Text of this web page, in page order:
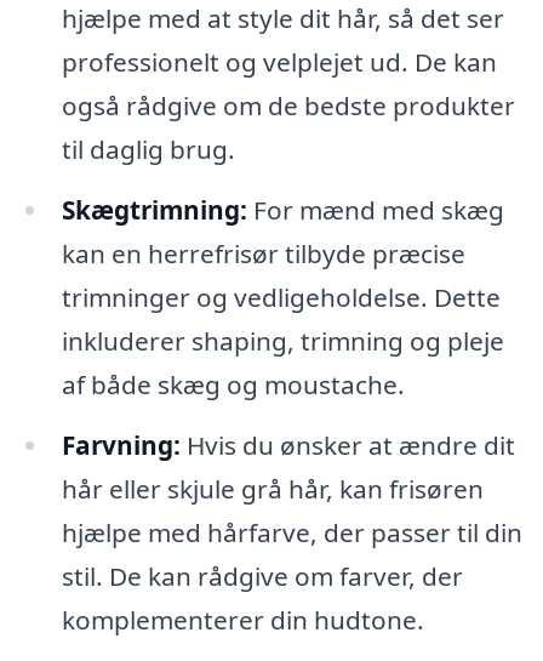
hjælpe med at style dit hår, så det ser
professionelt og velplejet ud. De kan
også rådgive om de bedste produkter
til daglig brug.
Skægtrimning: For mænd med skæg
kan en herrefrisør tilbyde præcise
trimninger og vedligeholdelse. Dette
inkluderer shaping, trimning og pleje
af både skæg og moustache.
Farvning: Hvis du ønsker at ændre dit
hår eller skjule grå hår, kan frisøren
hjælpe med hårfarve, der passer til din
stil. De kan rådgive om farver, der
komplementerer din hudtone.